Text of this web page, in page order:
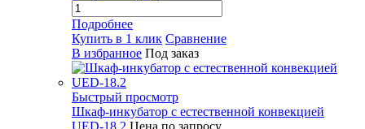
Подробнее
Купить в 1 клик Сравнение
В избранное Под заказ
Быстрый просмотр
Шкаф-инкубатор с естественной конвекцией
UED-18.2 Цена по запросу